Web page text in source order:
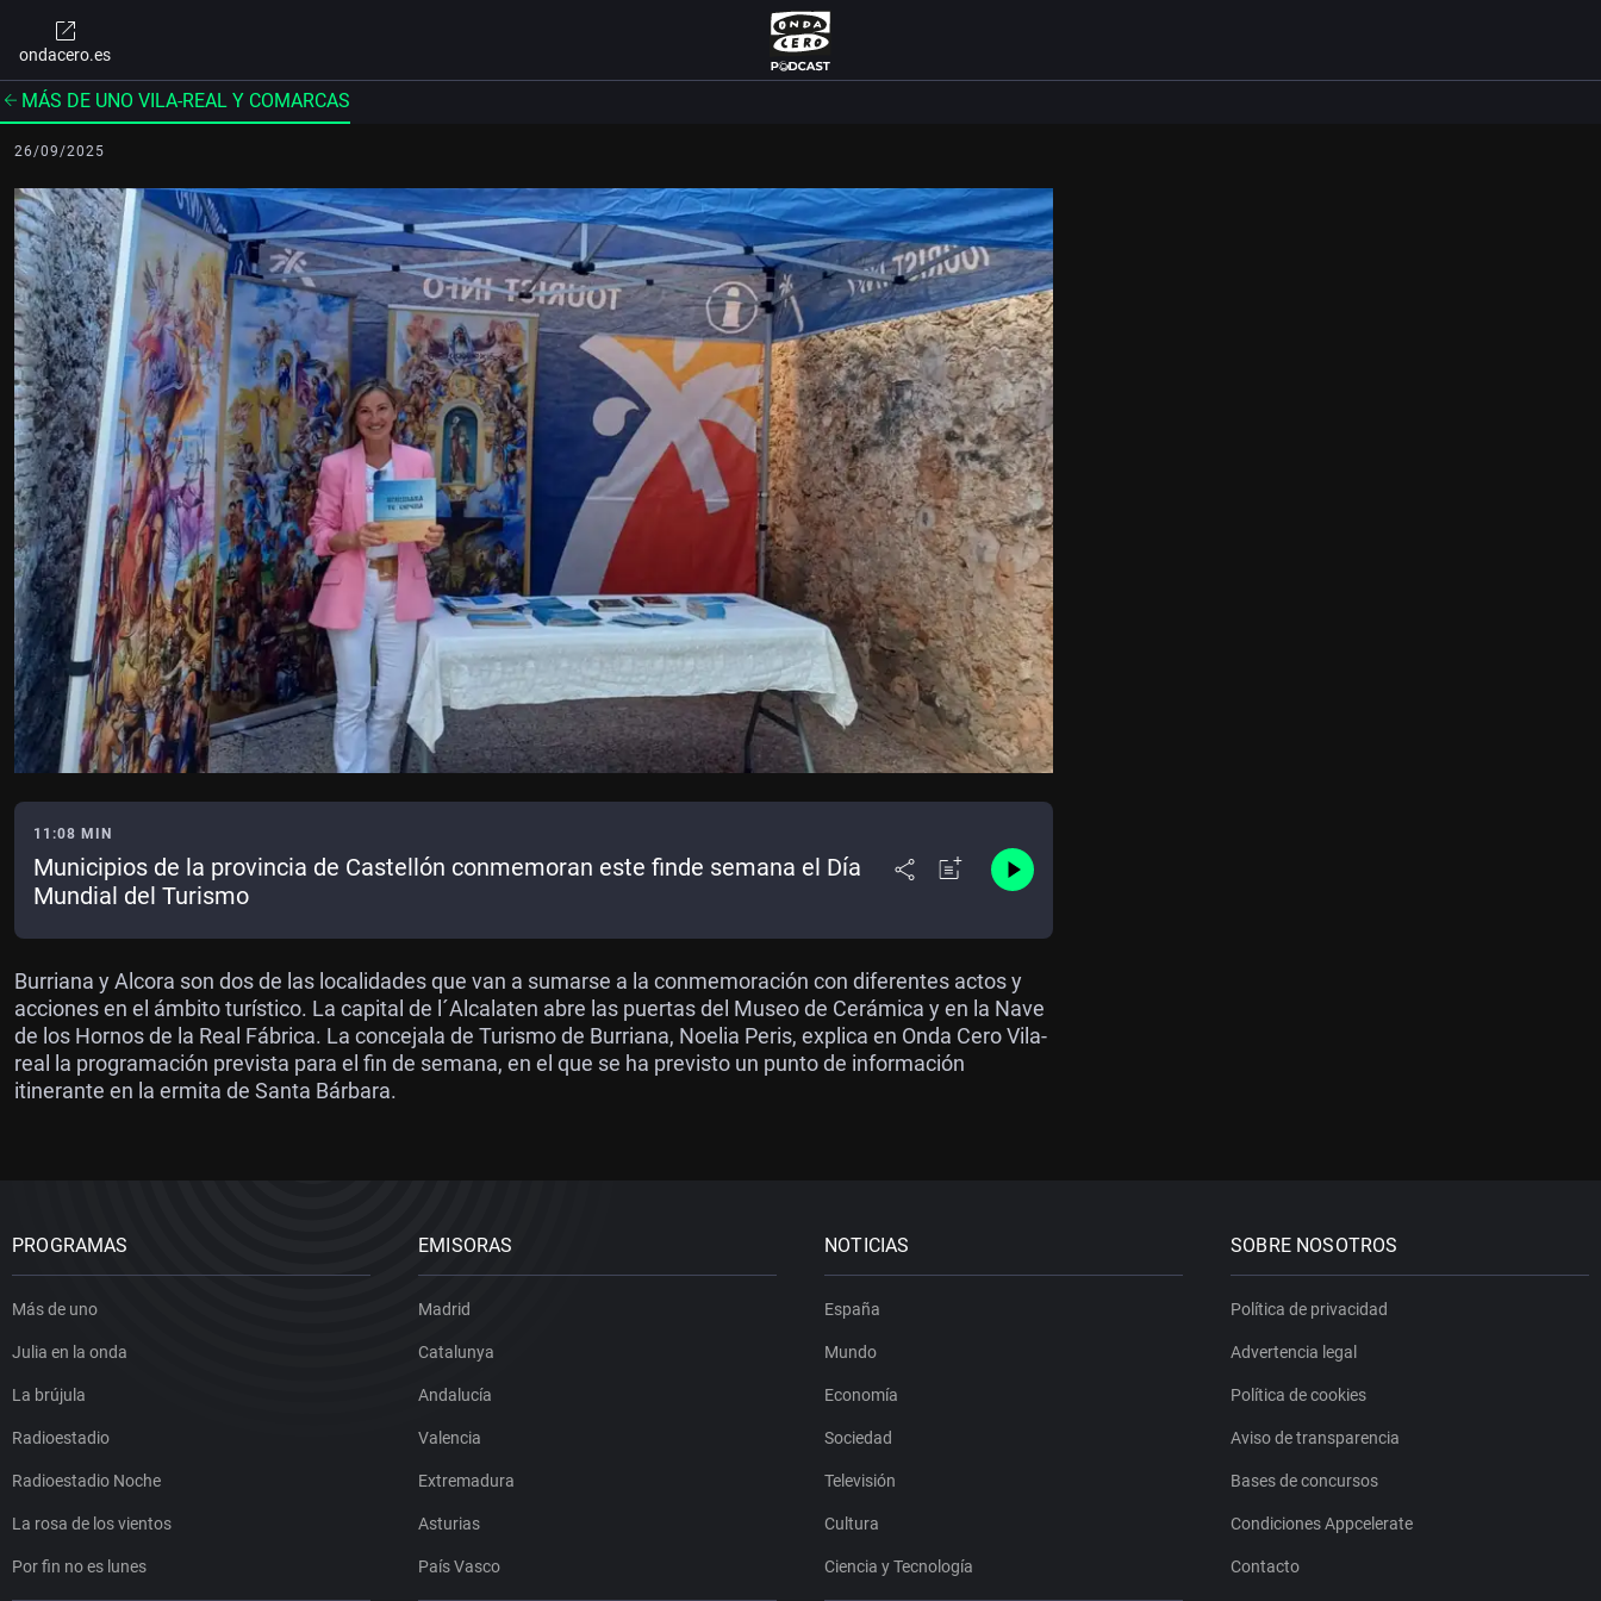
ondacero.es
MÁS DE UNO VILA-REAL Y COMARCAS
26/09/2025
11:08 MIN
Municipios de la provincia de Castellón conmemoran este finde semana el Día
Mundial del Turismo
Burriana y Alcora son dos de las localidades que van a sumarse a la conmemoración con diferentes actos y
acciones en el ámbito turístico. La capital de l´Alcalaten abre las puertas del Museo de Cerámica y en la Nave
de los Hornos de la Real Fábrica. La concejala de Turismo de Burriana, Noelia Peris, explica en Onda Cero Vila-
real la programación prevista para el fin de semana, en el que se ha previsto un punto de información
itinerante en la ermita de Santa Bárbara.
PROGRAMAS
Más de uno
Julia en la onda
La brújula
Radioestadio
Radioestadio Noche
La rosa de los vientos
Por fin no es lunes
EMISORAS
Madrid
Catalunya
Andalucía
Valencia
Extremadura
Asturias
País Vasco
NOTICIAS
España
Mundo
Economía
Sociedad
Televisión
Cultura
Ciencia y Tecnología
SOBRE NOSOTROS
Política de privacidad
Advertencia legal
Política de cookies
Aviso de transparencia
Bases de concursos
Condiciones Appcelerate
Contacto